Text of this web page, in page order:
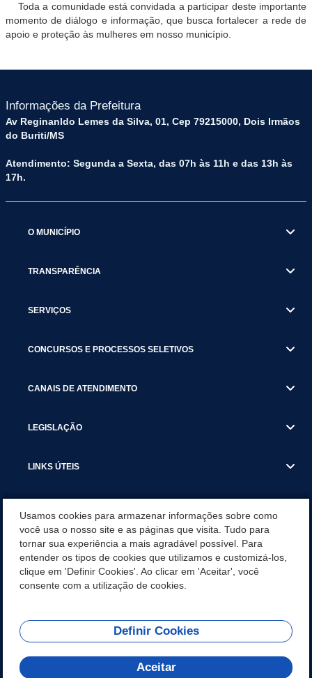
Toda a comunidade está convidada a participar deste importante
momento de diálogo e informação, que busca fortalecer a rede de
apoio e proteção às mulheres em nosso município.
Informações da Prefeitura
Av Reginanldo Lemes da Silva, 01, Cep 79215000, Dois Irmãos
do Buriti/MS
Atendimento: Segunda a Sexta, das 07h às 11h e das 13h às
17h.
O MUNICÍPIO
TRANSPARÊNCIA
SERVIÇOS
CONCURSOS E PROCESSOS SELETIVOS
CANAIS DE ATENDIMENTO
LEGISLAÇÃO
LINKS ÚTEIS
NOTÍCIAS
DOWNLOADS
REDES SOCIAIS
Usamos cookies para armazenar informações sobre como
você usa o nosso site e as páginas que visita. Tudo para
tornar sua experiência a mais agradável possível. Para
entender os tipos de cookies que utilizamos e customizá-los,
clique em 'Definir Cookies'. Ao clicar em 'Aceitar', você
consente com a utilização de cookies.
Definir Cookies
Aceitar